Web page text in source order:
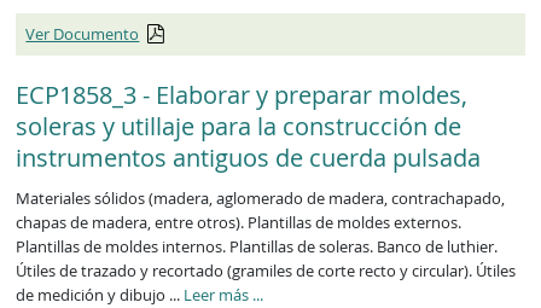
Ver Documento
ECP1858_3 - Elaborar y preparar moldes,
soleras y utillaje para la construcción de
instrumentos antiguos de cuerda pulsada
Materiales sólidos (madera, aglomerado de madera, contrachapado,
chapas de madera, entre otros). Plantillas de moldes externos.
Plantillas de moldes internos. Plantillas de soleras. Banco de luthier.
Útiles de trazado y recortado (gramiles de corte recto y circular). Útiles
de medición y dibujo ... Leer más ECP1858_3
...